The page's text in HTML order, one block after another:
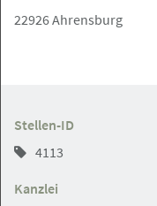
06.05.2026
22926 Ahrensburg
Stellen-ID
4113
Kanzlei